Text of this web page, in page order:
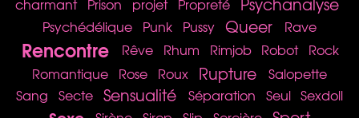
charmant Prison projet Propreté
Psychédélique Punk Pussy Queer Rave
Rencontre Rêve Rhum Rimjob Robot Rock
Romantique Rose Roux Rupture
Salopette
Sang Secte Sensualité Séparation Seul Sexdoll